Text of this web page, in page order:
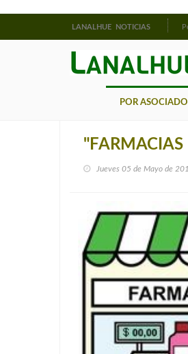
LANALHUE NOTICIAS
POR
"FARMACIAS
Jueves 05 de Mayo de